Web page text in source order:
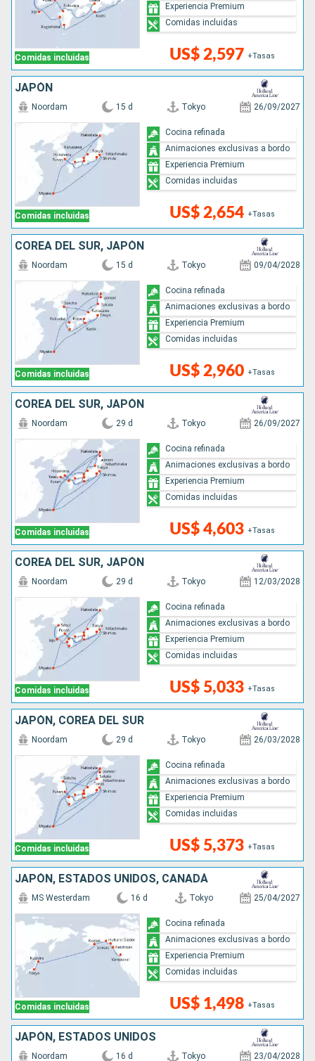
Comidas incluidas US$ 2,597 +Tasas
Experiencia Premium
Comidas incluidas
JAPÓN
Comidas incluidas
Noordam 15 d Tokyo 26/09/2027
US$ 2,654 +Tasas
Cocina refinada
Animaciones exclusivas a bordo
Experiencia Premium
Comidas incluidas
COREA DEL SUR, JAPÓN
Comidas incluidas
Noordam 15 d Tokyo 09/04/2028
US$ 2,960 +Tasas
Cocina refinada
Animaciones exclusivas a bordo
Experiencia Premium
Comidas incluidas
COREA DEL SUR, JAPÓN
Comidas incluidas
Noordam 29 d Tokyo 26/09/2027
US$ 4,603 +Tasas
Cocina refinada
Animaciones exclusivas a bordo
Experiencia Premium
Comidas incluidas
COREA DEL SUR, JAPÓN
Comidas incluidas
Noordam 29 d Tokyo 12/03/2028
US$ 5,033 +Tasas
Cocina refinada
Animaciones exclusivas a bordo
Experiencia Premium
Comidas incluidas
JAPÓN, COREA DEL SUR
Comidas incluidas
Noordam 29 d Tokyo 26/03/2028
US$ 5,373 +Tasas
Cocina refinada
Animaciones exclusivas a bordo
Experiencia Premium
Comidas incluidas
JAPÓN, ESTADOS UNIDOS, CANADÁ
Comidas incluidas
MS Westerdam 16 d Tokyo 25/04/2027
US$ 1,498 +Tasas
Cocina refinada
Animaciones exclusivas a bordo
Experiencia Premium
Comidas incluidas
JAPÓN, ESTADOS UNIDOS
Noordam 16 d Tokyo 23/04/2028